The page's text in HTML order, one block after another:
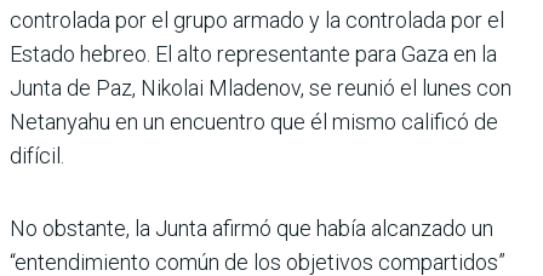
controlada por el grupo armado y la controlada por el
Estado hebreo. El alto representante para Gaza en la
Junta de Paz, Nikolai Mladenov, se reunió el lunes con
Netanyahu en un encuentro que él mismo calificó de
difícil.
No obstante, la Junta afirmó que había alcanzado un
“entendimiento común de los objetivos compartidos”